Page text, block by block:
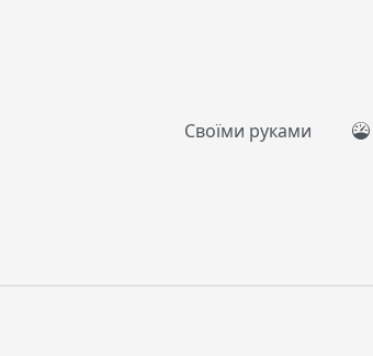
Своїми руками